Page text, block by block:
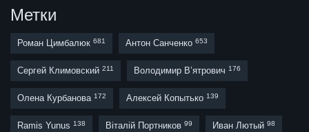
Метки
Роман Цимбалюк 681 Антон Санченко 653
Сергей Климовский 211 Володимир В’ятрович 176
Олена Курбанова 172 Алексей Копытько 139
Ramis Yunus 138 Віталій Портников 99 Иван Лютый 98